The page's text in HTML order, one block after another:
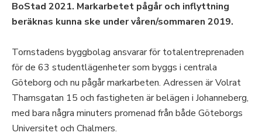
BoStad 2021. Markarbetet pågår och inflyttning
beräknas kunna ske under våren/sommaren 2019.
Tornstadens byggbolag ansvarar för totalentreprenaden
för de 63 studentlägenheter som byggs i centrala
Göteborg och nu pågår markarbeten. Adressen är Volrat
Thamsgatan 15 och fastigheten är belägen i Johanneberg,
med bara några minuters promenad från både Göteborgs
Universitet och Chalmers.